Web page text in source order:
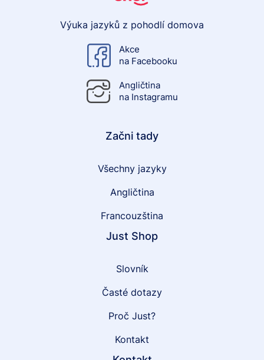
Výuka jazyků z pohodlí domova
Akce
na Facebooku
Angličtina
na Instagramu
Začni tady
Všechny jazyky
Angličtina
Francouzština
Just Shop
Slovník
Časté dotazy
Proč Just?
Kontakt